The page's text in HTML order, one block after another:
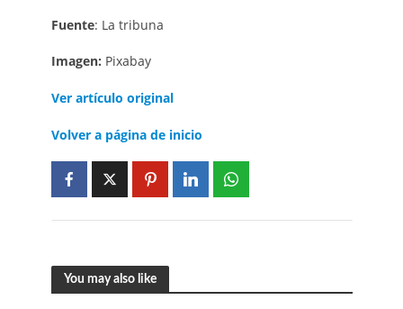
Fuente: La tribuna
Imagen: Pixabay
Ver artículo original
Volver a página de inicio
You may also like